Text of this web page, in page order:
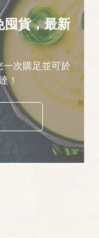
囤貨，最新
次購足並可於
！